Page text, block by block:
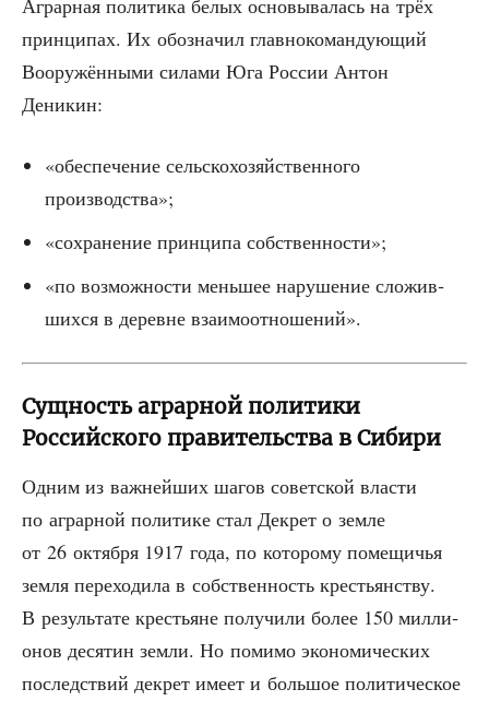
Аграр­ная поли­ти­ка белых осно­вы­ва­лась на трёх
прин­ци­пах. Их обо­зна­чил глав­но­ко­ман­ду­ю­щий
Воору­жён­ны­ми сила­ми Юга Рос­сии Антон
Деникин:
«обес­пе­че­ние сель­ско­хо­зяй­ствен­но­го
производства»;
«сохра­не­ние прин­ци­па собственности»;
«по воз­мож­но­сти мень­шее нару­ше­ние сло­жив­
ших­ся в деревне взаимоотношений».
Сущность аграрной политики
Российского правительства в Сибири
Одним из важ­ней­ших шагов совет­ской вла­сти
по аграр­ной поли­ти­ке стал Декрет о зем­ле
от 26 октяб­ря 1917 года, по кото­ро­му поме­щи­чья
зем­ля пере­хо­ди­ла в соб­ствен­ность кре­стьян­ству.
В резуль­та­те кре­стьяне полу­чи­ли более 150 мил­ли­
о­нов деся­тин зем­ли. Но поми­мо эко­но­ми­че­ских
послед­ствий декрет име­ет и боль­шое поли­ти­че­ское